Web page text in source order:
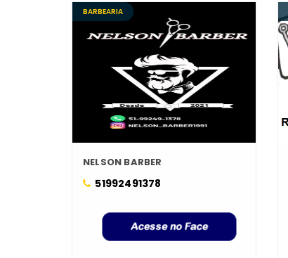
BARBEARIA
NELSON BARBER
51992491378